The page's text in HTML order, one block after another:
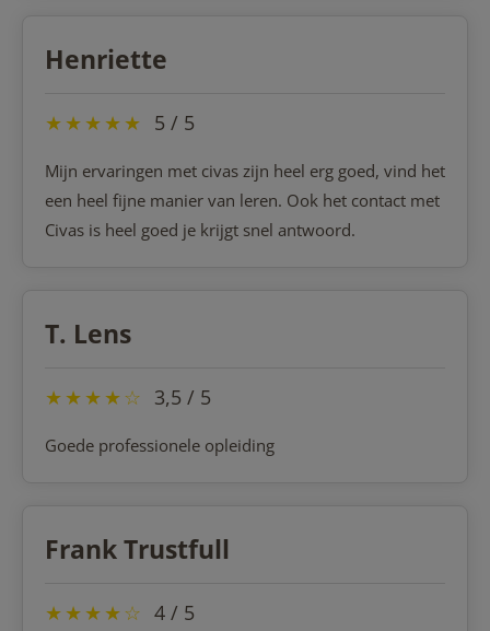
Henriette
★★★★★ 5 / 5
Mijn ervaringen met civas zijn heel erg goed, vind het
een heel fijne manier van leren. Ook het contact met
Civas is heel goed je krijgt snel antwoord.
T. Lens
★★★★☆ 3,5 / 5
Goede professionele opleiding
Frank Trustfull
★★★★☆ 4 / 5